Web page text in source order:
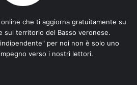
che ti aggiorna gratuitamente su
sul territorio del Basso veronese.
per noi non è solo uno
verso i nostri lettori.